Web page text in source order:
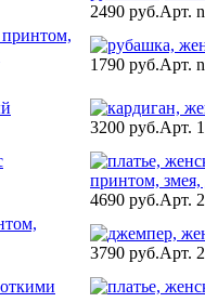
2490 руб.Арт.
1790 руб.Арт.
3200 руб.Арт.
4690 руб.Арт.
3790 руб.Арт.